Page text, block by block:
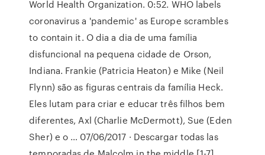
World Health Organization. 0:52. WHO labels
coronavirus a 'pandemic' as Europe scrambles
to contain it. O dia a dia de uma família
disfuncional na pequena cidade de Orson,
Indiana. Frankie (Patricia Heaton) e Mike (Neil
Flynn) são as figuras centrais da família Heck.
Eles lutam para criar e educar três filhos bem
diferentes, Axl (Charlie McDermott), Sue (Eden
Sher) e o … 07/06/2017 · Descargar todas las